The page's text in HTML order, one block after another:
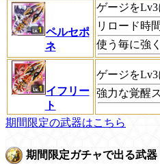
ペルセポ
ネ
ゲージを
リロード時
使う毎に強
イフリー
ト
ゲージを
強力な覚醒
期間限定の武器はこちら
期間限定ガチャで出る武器